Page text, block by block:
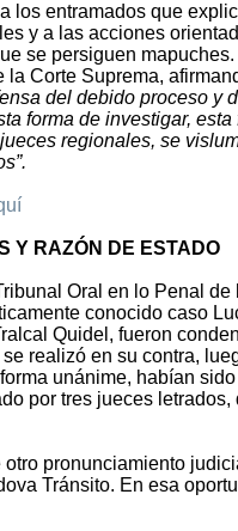
los entramados que
y a las acciones
se persiguen
Corte Suprema,
del debido proceso y
forma de investigar,
regionales, se
Y RAZÓN DE ESTADO
Oral en lo Penal
conocido caso
Quidel, fueron
realizó en su contra,
unánime, habían
por tres jueces
pronunciamiento
Tránsito. En esa